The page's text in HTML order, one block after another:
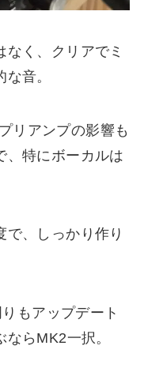
く、クリアでミ
音。
リアンプの影響も
、特にボーカルは
で、しっかり作り
もアップデート
らMK2一択。